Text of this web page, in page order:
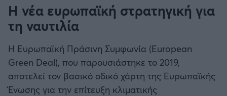
Γιουβέντους
Η νέα ευρωπαϊκή στρατηγική για
τη ναυτιλία
Η Ευρωπαϊκή Πράσινη Συμφωνία (European
Green Deal), που παρουσιάστηκε το 2019,
αποτελεί τον βασικό οδικό χάρτη της Ευρωπαϊκής
Ένωσης για την επίτευξη κλιματικής